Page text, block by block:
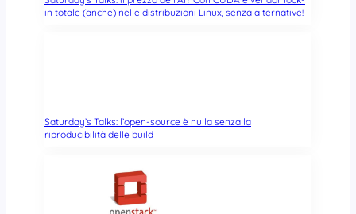
in totale (anche) nelle distribuzioni Linux, senza alternative!
Saturday’s Talks: l’open-source è nulla senza la
riproducibilità delle build